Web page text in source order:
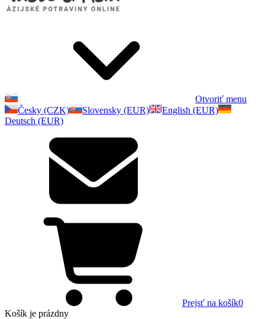
Otvoriť menu
Česky (CZK)
Slovensky (EUR)
English (EUR)
Deutsch (EUR)
Prejsť na košík0
Košík je prázdny